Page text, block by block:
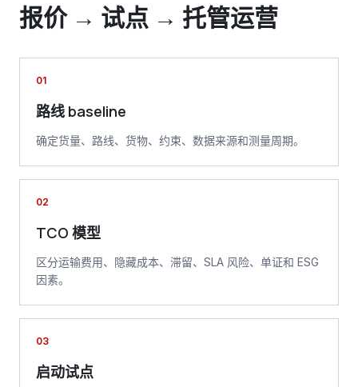
报价 → 试点 → 托管运营
01
路线 baseline
确定货量、路线、货物、约束、数据来源和测量周期。
02
TCO 模型
区分运输费用、隐藏成本、滞留、SLA 风险、单证和 ESG
因素。
03
启动试点